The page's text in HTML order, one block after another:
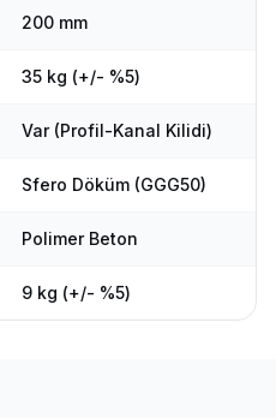
200 mm
35 kg (+/- %5)
Var (Profil-Kanal Kilidi)
Sfero Döküm (GGG50)
Polimer Beton
9 kg (+/- %5)